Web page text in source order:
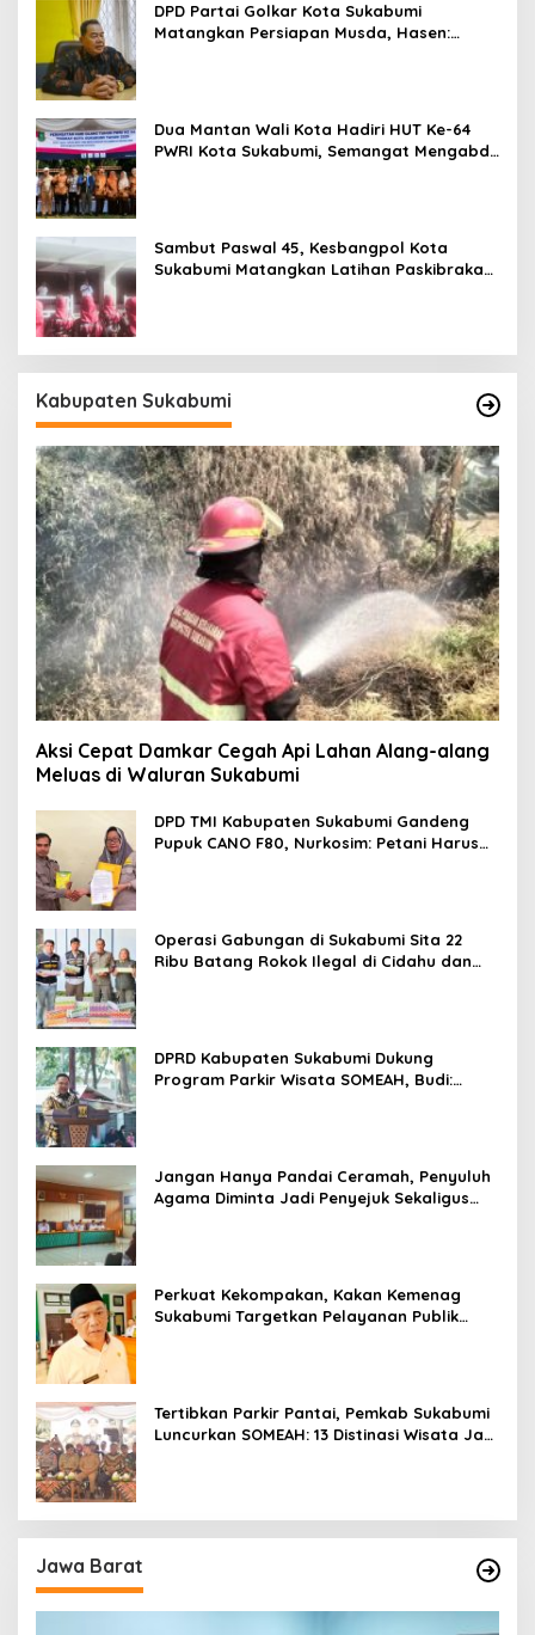
DPD Partai Golkar Kota Sukabumi
Matangkan Persiapan Musda, Hasen:
Dua Mantan Wali Kota Hadiri HUT Ke-64
PWRI Kota Sukabumi, Semangat Mengabdi
Sambut Paswal 45, Kesbangpol Kota
Sukabumi Matangkan Latihan Paskibraka
Kabupaten Sukabumi
Aksi Cepat Damkar Cegah Api Lahan Alang-alang
Meluas di Waluran Sukabumi
DPD TMI Kabupaten Sukabumi Gandeng
Pupuk CANO F80, Nurkosim: Petani Harus
Operasi Gabungan di Sukabumi Sita 22
Ribu Batang Rokok Ilegal di Cidahu dan
DPRD Kabupaten Sukabumi Dukung
Program Parkir Wisata SOMEAH, Budi:
Jangan Hanya Pandai Ceramah, Penyuluh
Agama Diminta Jadi Penyejuk Sekaligus
Perkuat Kekompakan, Kakan Kemenag
Sukabumi Targetkan Pelayanan Publik
Tertibkan Parkir Pantai, Pemkab Sukabumi
Luncurkan SOMEAH: 13 Distinasi Wisata Jadi
Jawa Barat